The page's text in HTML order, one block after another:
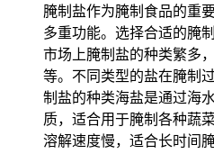
腌制盐作为腌制食品的重
多重功能。选择合适的腌
市场上腌制盐的种类繁多
等。不同类型的盐在腌制
制盐的种类海盐是通过海
质，适合用于腌制各种蔬
溶解速度慢，适合长时间